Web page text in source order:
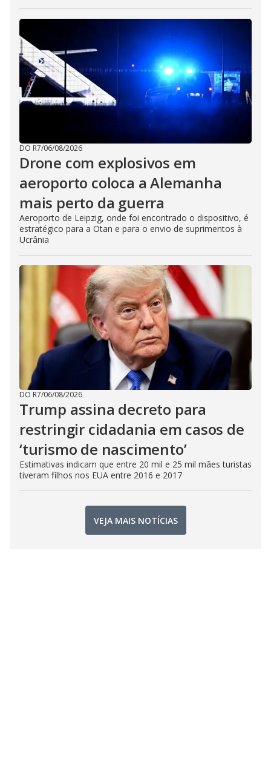
DO R7/06/08/2026
Drone com explosivos em
aeroporto coloca a Alemanha
mais perto da guerra
Aeroporto de Leipzig, onde foi encontrado o dispositivo, é
estratégico para a Otan e para o envio de suprimentos à
Ucrânia
DO R7/06/08/2026
Trump assina decreto para
restringir cidadania em casos de
‘turismo de nascimento’
Estimativas indicam que entre 20 mil e 25 mil mães turistas
tiveram filhos nos EUA entre 2016 e 2017
VEJA MAIS NOTÍCIAS